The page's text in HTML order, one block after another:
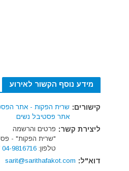
מידע נוסף הקשור לאירוע
קישורים: שרית הפקות - אתר
אתר פסטיבל נשים
ליצירת קשר: פרטים והרשמה
"שרית הפקות" -
טלפון:04-9816716
דוא"ל: sarit@sarithafakot.com